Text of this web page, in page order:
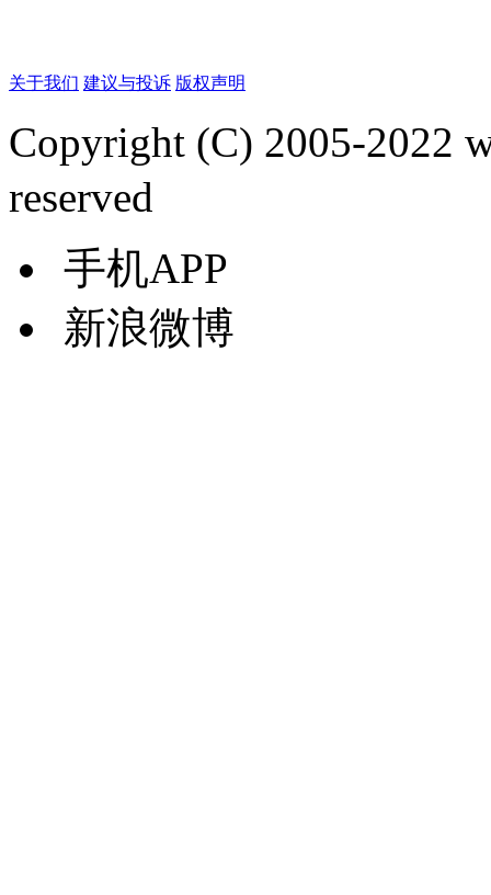
关于我们 建议与投诉 版权声明
Copyright (C) 2005-2022
reserved
手机APP
新浪微博